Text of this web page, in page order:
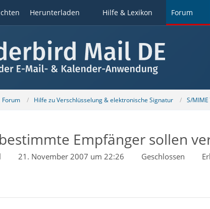
Herunterladen Hilfe & Lexikon Forum
Forum Hilfe zu Verschlüsselung & elektronische Signatur S/
Empfänger sollen
21. November 2007 um 22:26 Geschlossen